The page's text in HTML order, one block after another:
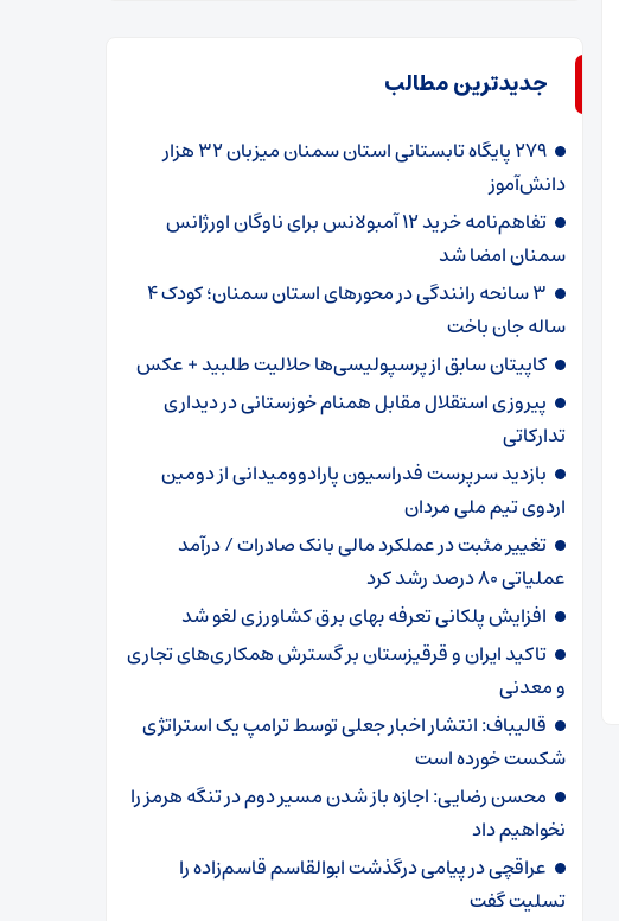
جدیدترین مطالب
۲۷۹ پایگاه تابستانی استان سمنان میزبان ۳۲ هزار
دانش‌آموز
تفاهم‌نامه خرید ۱۲ آمبولانس برای ناوگان اورژانس
سمنان امضا شد
۳ سانحه رانندگی در محورهای استان سمنان؛ کودک ۴
ساله جان باخت
کاپیتان سابق از پرسپولیسی‌ها حلالیت طلبید + عکس
پیروزی استقلال مقابل همنام خوزستانی در دیداری
تدارکاتی
بازدید سرپرست فدراسیون پارادوومیدانی از دومین
اردوی تیم ملی مردان
تغییر مثبت در عملکرد مالی بانک صادرات / درآمد
عملیاتی ۸۰ درصد رشد کرد
افزایش پلکانی تعرفه بهای برق کشاورزی لغو شد
تاکید ایران و قرقیزستان بر گسترش همکاری‌های تجاری
و معدنی
قالیباف: انتشار اخبار جعلی توسط ترامپ یک استراتژی
شکست خورده است
محسن رضایی: اجازه باز شدن مسیر دوم در تنگه هرمز را
نخواهیم داد
عراقچی در پیامی درگذشت ابوالقاسم قاسم‌زاده را
تسلیت گفت